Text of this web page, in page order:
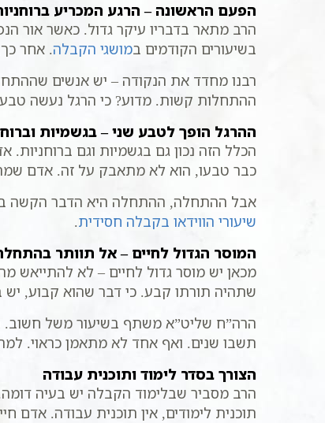
הפעם הראשונה – הרגע המכריע
הרב מתאר בדבריו עיקר גדול. כאשר אור
בשיעורים הקודמים במושגי הקבלה. אחר
רבנו מחדד את הנקודה – יש אנשים
ההתחלות קשות. מדוע? כי הרגל נעשה
ההרגל הופך לטבע שני – בגשמיות
הכלל הזה נכון גם בגשמיות וגם
כבר טבעו, הוא לא מתאבק על זה. אדם
אבל ההתחלה, ההתחלה היא הדבר הקשה
שיעורי הווידאו בקבלה חסידית.
המוסר הגדול לחיים – אל תוותר
מכאן יש מוסר גדול לחיים – לא להתייאש
שתהיה תורתו קבע. כי דבר שהוא קבוע, יש
הרה”ח שליט”א משתף בשיעור משל חשוב.
תשבו שנים. ואף אחד לא מתאמן כראוי.
הצורך בסדר לימוד ותוכנית עבודה
הרב מסביר שבלימוד הקבלה יש בעיה
תוכנית לימודים, אין תוכנית עבודה.